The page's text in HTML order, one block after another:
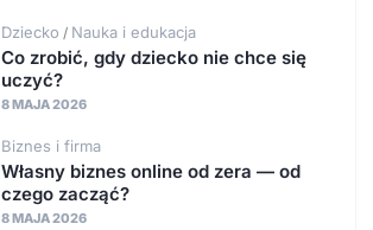
Dziecko / Nauka i edukacja
Co zrobić, gdy dziecko nie chce się
uczyć?
8 MAJA 2026
Biznes i firma
Własny biznes online od zera — od
czego zacząć?
8 MAJA 2026